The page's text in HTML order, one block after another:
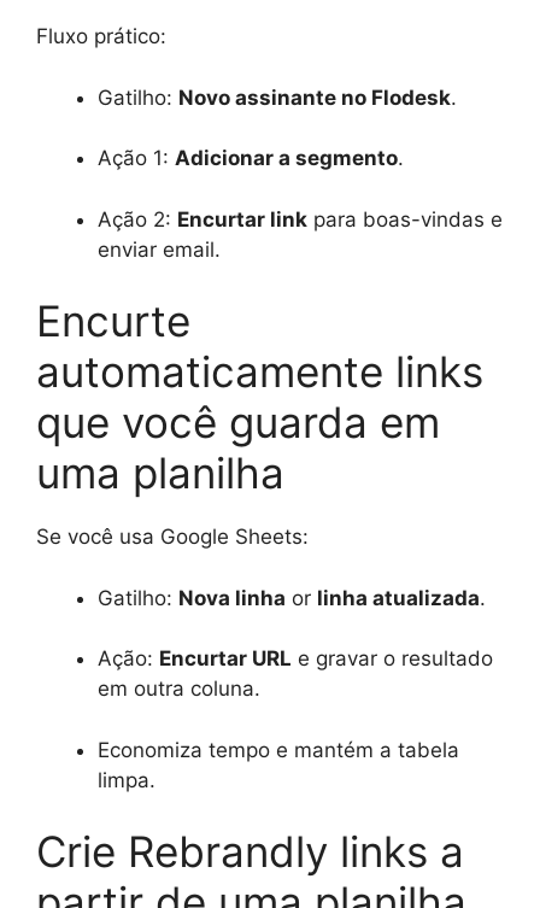
Fluxo prático:
Gatilho: Novo assinante no Flodesk.
Ação 1: Adicionar a segmento.
Ação 2: Encurtar link para boas-vindas e
enviar email.
Encurte
automaticamente links
que você guarda em
uma planilha
Se você usa Google Sheets:
Gatilho: Nova linha or linha atualizada.
Ação: Encurtar URL e gravar o resultado
em outra coluna.
Economiza tempo e mantém a tabela
limpa.
Crie Rebrandly links a